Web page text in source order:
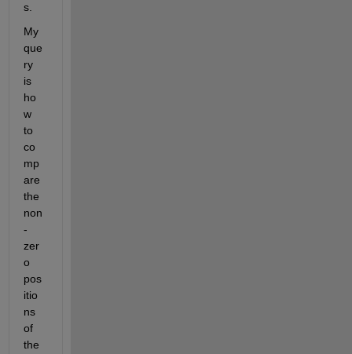
s.
My
que
ry
is
ho
w
to
co
mp
are
the
non
-
zer
o
pos
itio
ns
of
the